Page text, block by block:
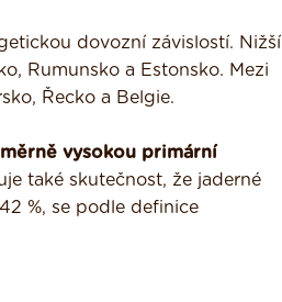
dovozní závislostí. Nižší
Rumunsko a Estonsko. Mezi
Řecko a Belgie.
vysokou primární
také skutečnost, že jaderné
%, se podle definice